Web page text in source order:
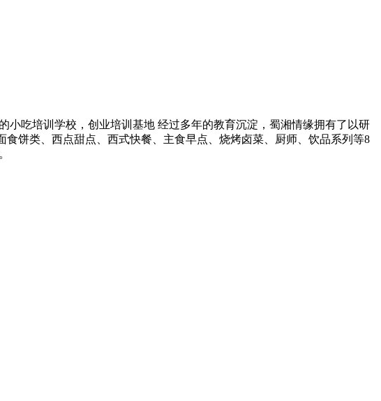
吃培训学校，创业培训基地 经过多年的教育沉淀，蜀湘情缘拥有了以研
饼类、西点甜点、西式快餐、主食早点、烧烤卤菜、厨师、饮品系列等8